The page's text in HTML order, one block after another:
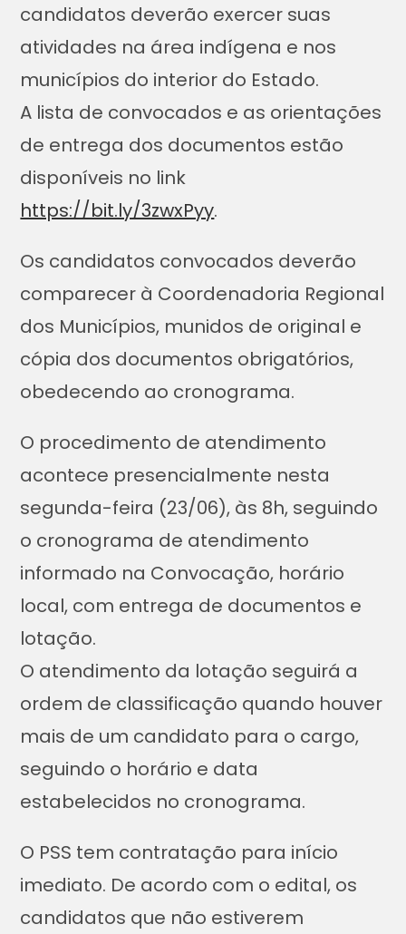
candidatos deverão exercer suas
atividades na área indígena e nos
municípios do interior do Estado.
A lista de convocados e as orientações
de entrega dos documentos estão
disponíveis no link
https://bit.ly/3zwxPyy.
Os candidatos convocados deverão
comparecer à Coordenadoria Regional
dos Municípios, munidos de original e
cópia dos documentos obrigatórios,
obedecendo ao cronograma.
O procedimento de atendimento
acontece presencialmente nesta
segunda-feira (23/06), às 8h, seguindo
o cronograma de atendimento
informado na Convocação, horário
local, com entrega de documentos e
lotação.
O atendimento da lotação seguirá a
ordem de classificação quando houver
mais de um candidato para o cargo,
seguindo o horário e data
estabelecidos no cronograma.
O PSS tem contratação para início
imediato. De acordo com o edital, os
candidatos que não estiverem